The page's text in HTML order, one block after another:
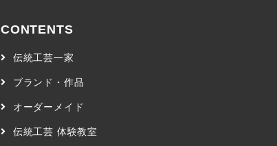
CONTENTS
伝統工芸一家
ブランド・作品
オーダーメイド
伝統工芸 体験教室